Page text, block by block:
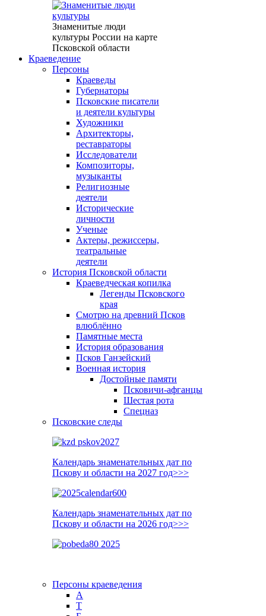
Знаменитые люди
культуры России на карте
Псковской области
Краеведение
Персоны
Краеведы
Губернаторы
Псковские писатели
и деятели культуры
Художники
Архитекторы,
реставраторы
Исследователи
Композиторы,
музыканты
Религиозные
деятели
Исторические
личности
Ученые
Актеры, режиссеры,
театральные
деятели
История Псковской области
Краеведческая копилка
Легенды Псковского
края
Смотрю на древний Псков
влюблённо
Памятные места
История образования
Псков Ганзейский
Военная история
Достойные памяти
Псковичи-афганцы
Шестая рота
Спецназ
Псковские следы
Календарь знаменательных дат по
Пскову и области на 2027 год>>>
Календарь знаменательных дат по
Пскову и области на 2026 год>>>
Персоны краеведения
А
T